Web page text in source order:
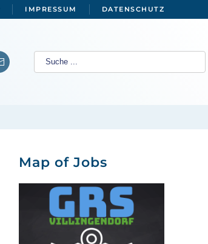
IMPRESSUM DATENSCHUTZ
Map of Jobs